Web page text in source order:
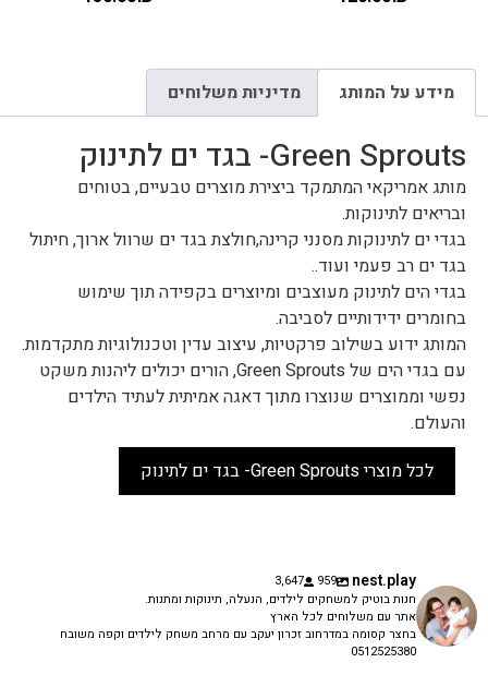
מידע על המותג מדיניות משלוחים
Green Sprouts- בגד ים לתינוק
מותג אמריקאי המתמקד ביצירת מוצרים טבעיים, בטוחים
ובריאים לתינוקות.
בגדי ים לתינוקות מסנני קרינה,חולצת בגד ים שרוול ארוך, חיתול
בגד ים רב פעמי ועוד..
בגדי הים לתינוק מעוצבים ומיוצרים בקפידה תוך שימוש
בחומרים ידידותיים לסביבה.
המותג ידוע בשילוב פרקטיות, עיצוב עדין וטכנולוגיות מתקדמות.
עם בגדי הים של Green Sprouts, הורים יכולים ליהנות משקט
נפשי וממוצרים שנוצרו מתוך דאגה אמיתית לעתיד הילדים
והעולם.
לכל מוצרי Green Sprouts- בגד ים לתינוק
nest.play
959
3,647
חנות בוטיק למשחקים לילדים, הנעלה, תינוקות ומתנות.
אתר עם משלוחים לכל הארץ
בחצר קסומה במדרחוב זכרון יעקב עם מרחב משחק לילדים וקפה משובח
0512525380